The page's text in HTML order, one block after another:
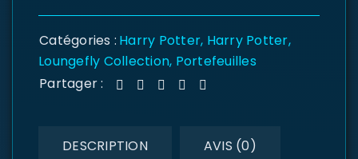
Catégories : Harry Potter, Harry Potter,
Loungefly Collection, Portefeuilles
Partager :
DESCRIPTION AVIS (0)